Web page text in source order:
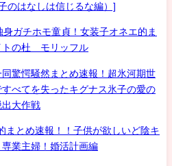
のはなしは信じるな編）]
チホモ童貞！女装子オネエ的ま
トの杜 モリッフル
驚愕騒然まとめ速報！超氷河期世
べてを失ったキグナス氷子の愛の
出大作戦
まとめ速報！！子供が欲しいど陰キ
業主婦！婚活計画編